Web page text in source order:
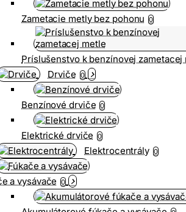
Zametacie metly bez pohonu 0
Príslušenstvo k benzínovej zametacej
Drviče 0
Benzínové drviče 0
Elektrické drviče 0
Elektrocentrály 0
a vysávače 0